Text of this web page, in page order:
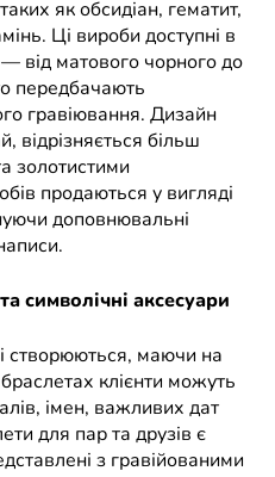
як обсидіан, гематит,
Ці вироби доступні в
— від матового чорного до
передбачають
гравіювання. Дизайн
відрізняється більш
золотистими
продаються у вигляді
доповнювальні
символічні аксесуари
створюються, маючи на
клієнти можуть
імен, важливих дат
для пар та друзів є
з гравійованими